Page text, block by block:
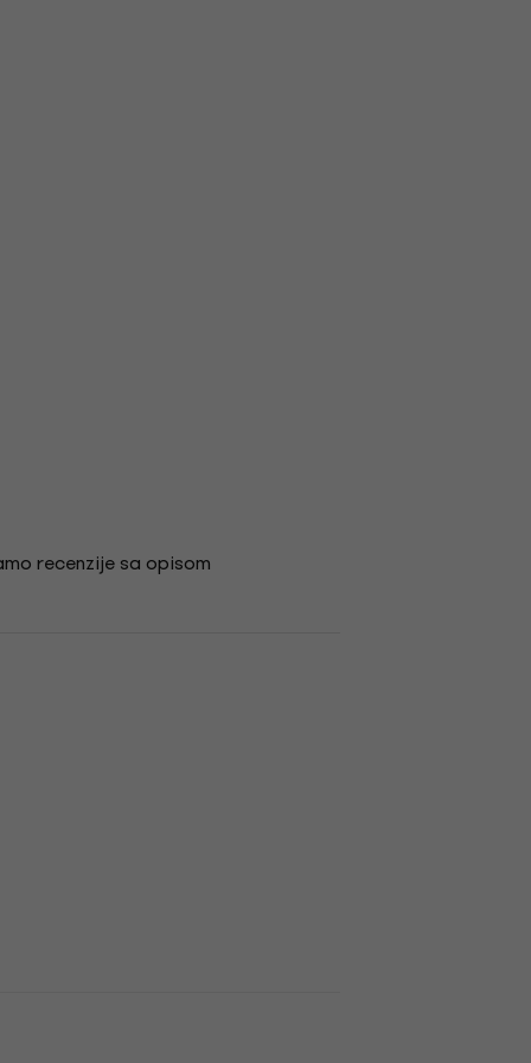
recenzije sa opisom